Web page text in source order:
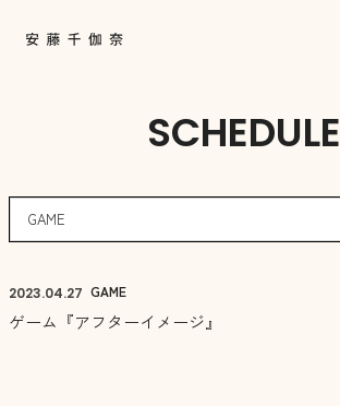
SCHEDULE
2023.04.27 GAME
ゲーム『アフターイメージ』